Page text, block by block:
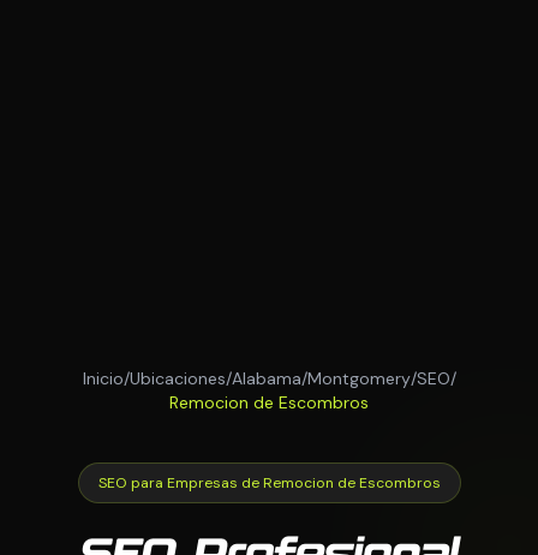
Inicio/Ubicaciones/Alabama/Montgomery/SEO/
Remocion de Escombros
SEO para Empresas de Remocion de Escombros